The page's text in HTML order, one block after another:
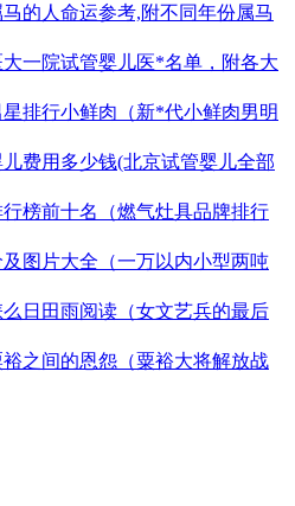
的人命运参考,附不同年份属马
大一院试管婴儿医*名单，附各大
星排行小鲜肉（新*代小鲜肉男明
费用多少钱(北京试管婴儿全部
行榜前十名（燃气灶具品牌排行
图片大全（一万以内小型两吨
日田雨阅读（女文艺兵的最后
之间的恩怨（粟裕大将解放战